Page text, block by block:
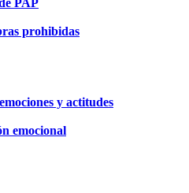
PAP
prohibidas
y actitudes
emocional